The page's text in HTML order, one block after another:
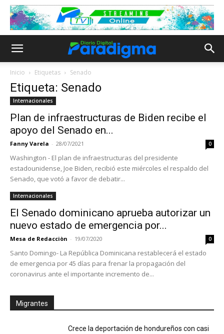
Inicio Etiquetas Senado
Etiqueta: Senado
Internacionales
Plan de infraestructuras de Biden recibe el
apoyo del Senado en...
Fanny Varela - 28/07/2021 0
Washington - El plan de infraestructuras del presidente
estadounidense, Joe Biden, recibió este miércoles el respaldo del
Senado, que votó a favor de debatir...
Internacionales
El Senado dominicano aprueba autorizar un
nuevo estado de emergencia por...
Mesa de Redacciòn - 19/07/2020 0
Santo Domingo- La República Dominicana restablecerá el estado
de emergencia por 45 días para frenar la propagación del
coronavirus ante el importante incremento de...
Migrantes
Crece la deportación de hondureños con casi